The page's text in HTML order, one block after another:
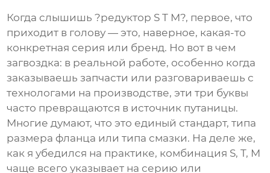
Когда слышишь ?редуктор S T M?, первое, что
приходит в голову — это, наверное, какая-то
конкретная серия или бренд. Но вот в чем
загвоздка: в реальной работе, особенно когда
заказываешь запчасти или разговариваешь с
технологами на производстве, эти три буквы
часто превращаются в источник путаницы.
Многие думают, что это единый стандарт, типа
размера фланца или типа смазки. На деле же,
как я убедился на практике, комбинация S, T, M
чаще всего указывает на серию или